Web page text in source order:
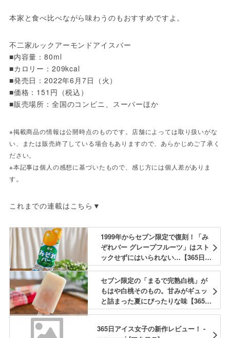
本家と食べ比べながら味わうのもおすすめですよ。
不二家ルックアーモンドアイスバー
■内容量：80ml
■カロリー：209kcal
■発売日：2022年6月7日（火）
■価格：151円（税込）
■販売場所：全国のコンビニ、スーパーほか
※掲載商品の情報は公開時点のものです。店舗によっては取り扱いがな
い、または販売終了している場合もありますので、あらかじめご了承く
ださい。
※本記事は個人の感想に基づいたもので、感じ方には個人差がありま
す。
これまでの連載はこちら▼
1999年からセブン限定で復刻！「み
ぞれバー グレープフルーツ」はスト
ックせずにはいられない…【365日ア
イス女子】
セブン限定の「まるで完熟白桃」が
もはや白桃そのもの。甘みがギュッ
と詰まった夏にぴったりな味【365日
アイス女子】
365日アイス女子の新作レビュー！ -